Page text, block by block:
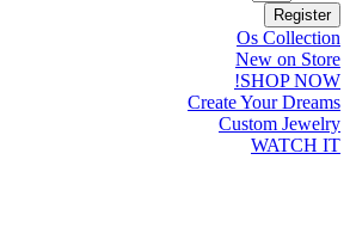
Register
Os Collection
New on Store
SHOP NOW!
Create Your Dreams
Custom Jewelry
WATCH IT